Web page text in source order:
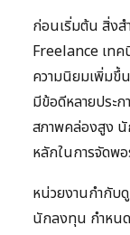
ก่อนเริ่มต้น สิ่งส
Freelance เทค
ความนิยมเพิ่มขึ้
มีข้อดีหลายประก
สภาพคล่องสูง นั
หลักในการจัดพ
หน่วยงานกำกับ
นักลงทุน กำหน